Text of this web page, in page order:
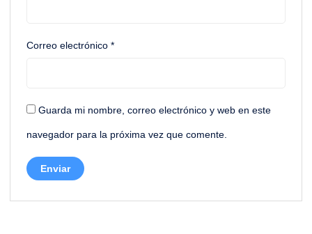
Correo electrónico*
Guarda mi nombre, correo electrónico y web en este
navegador para la próxima vez que comente.